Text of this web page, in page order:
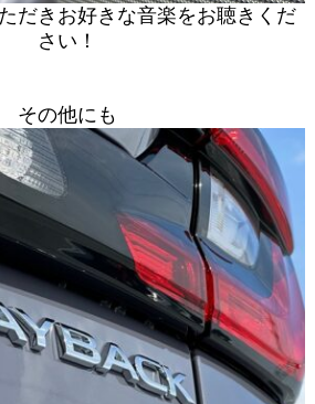
だきお好きな音楽をお聴きくだ
さい！
その他にも